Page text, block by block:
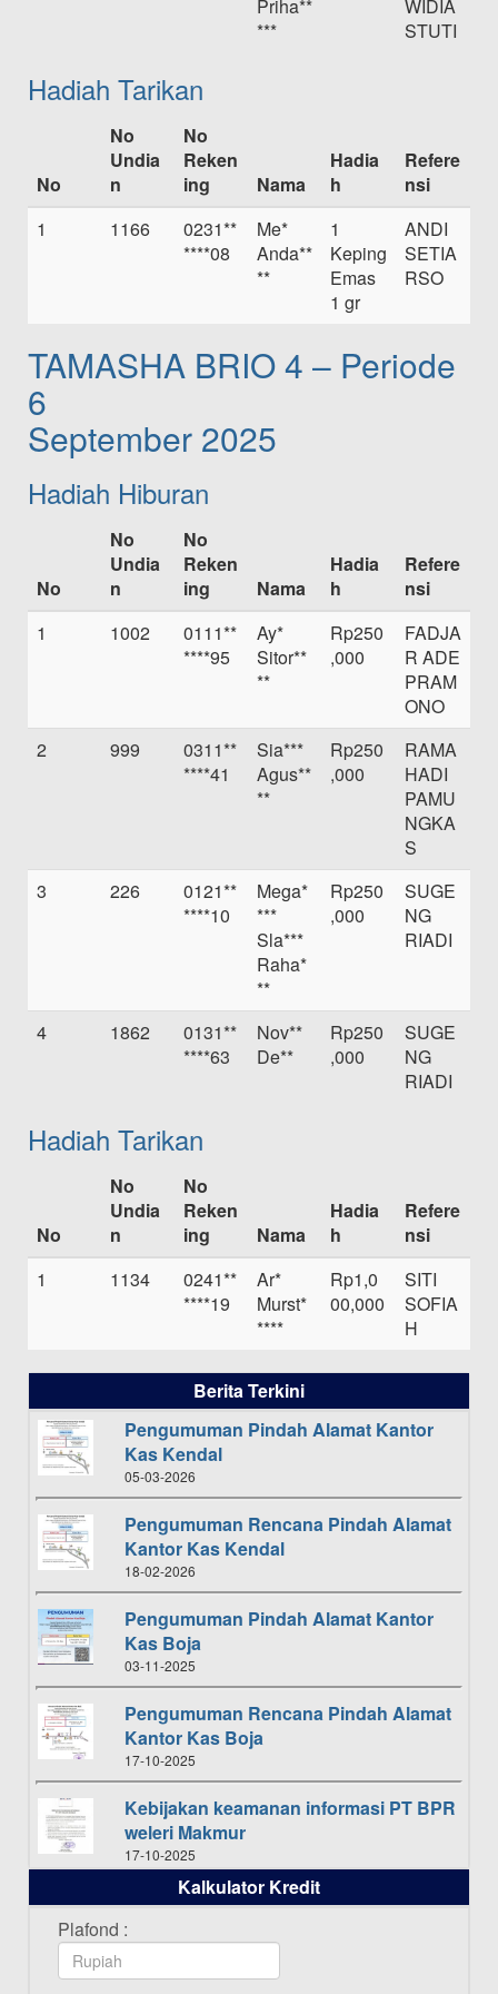
Priha**
***
WIDIA
STUTI
Hadiah Tarikan
No
No
Undia
n
No
Reken
ing
Nama
Hadia
h
Refere
nsi
1
1166
0231**
****08
Me*
Anda**
**
1
Keping
Emas
1 gr
ANDI
SETIA
RSO
TAMASHA BRIO 4 – Periode
6
September 2025
Hadiah Hiburan
No
No
Undia
n
No
Reken
ing
Nama
Hadia
h
Refere
nsi
1
1002
0111**
****95
Ay*
Sitor**
**
Rp250
,000
FADJA
R ADE
PRAM
ONO
2
999
0311**
****41
Sia***
Agus**
**
Rp250
,000
RAMA
HADI
PAMU
NGKA
S
3
226
0121**
****10
Mega*
***
Sla***
Raha*
**
Rp250
,000
SUGE
NG
RIADI
4 1862
0131**
****63
Nov**
De**
Rp250
,000
SUGE
NG
RIADI
Hadiah Tarikan
No
No
Undia
n
No
Reken
ing
Nama
Hadia
h
Refere
nsi
1
1134
0241**
****19
Ar*
Murst*
****
Rp1,0
00,000
SITI
SOFIA
H
Berita Terkini
Pengumuman Pindah Alamat Kantor
Kas Kendal
05-03-2026
Pengumuman Rencana Pindah Alamat
Kantor Kas Kendal
18-02-2026
Pengumuman Pindah Alamat Kantor
Kas Boja
03-11-2025
Pengumuman Rencana Pindah Alamat
Kantor Kas Boja
17-10-2025
Kebijakan keamanan informasi PT BPR
weleri Makmur
17-10-2025
Daftar Pemenang Undian TAMASHA
Bulan Oktober 2025
16-10-2025
Kalkulator Kredit
Plafond :